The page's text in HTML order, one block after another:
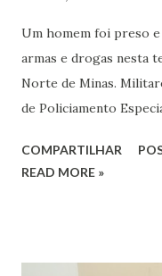
Um homem foi preso
armas e drogas nesta
Norte de Minas.
de Policiamento
criminais na cidade. As
COMPARTILHAR
READ MORE »